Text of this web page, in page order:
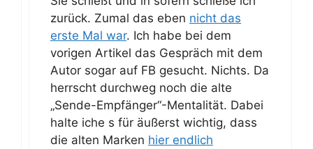
zurück. Zumal das eben nicht das
erste Mal war. Ich habe bei dem
vorigen Artikel das Gespräch mit dem
Autor sogar auf FB gesucht. Nichts. Da
herrscht durchweg noch die alte
„Sende-Empfänger“-Mentalität. Dabei
halte iche s für äußerst wichtig, dass
die alten Marken hier endlich